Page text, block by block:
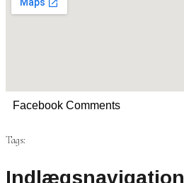
Facebook Comments
Tags:
Indlægsnavigation